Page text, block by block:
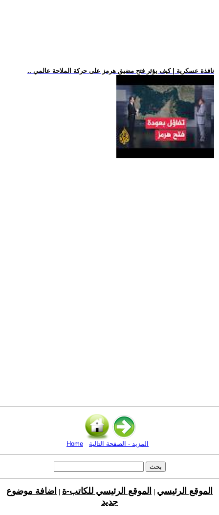
.. نافذة عسكرية | كيف يؤثر فتح مضيق هرمز على حركة الملاحة عالمي
Home المزيد - الصفحة التالية
الموقع الرئيسي الموقع الرئيسي للكاتب-ة
اضافة موضوع
جديد